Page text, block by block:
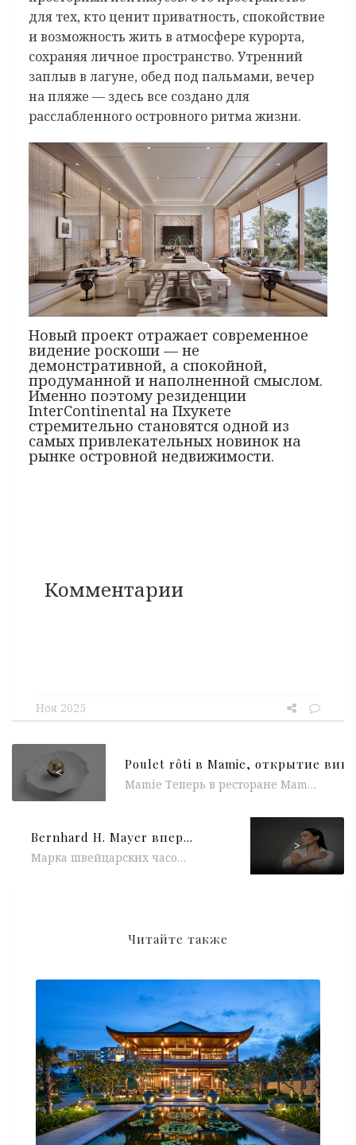
для тех, кто ценит приватность, спокойствие
и возможность жить в атмосфере курорта,
сохраняя личное пространство. Утренний
заплыв в лагуне, обед под пальмами, вечер
на пляже — здесь все создано для
расслабленного островного ритма жизни.
Новый проект отражает современное
видение роскоши — не
демонстративной, а спокойной,
продуманной и наполненной смыслом.
Именно поэтому резиденции
InterContinental на Пхукете
стремительно становятся одной из
самых привлекательных новинок на
рынке островной недвижимости.
Комментарии
Ноя 2025
<
Mamie Теперь в ресторане Mamie Bistro с 12:00 до 18:00 по выходным подают классическое французское блюдо — Poulet rôti от...
Bernhard H. Mayer впервые выпустил ювелирную коллекцию из платины
Марка швейцарских часов и ювелирных украшений Bernhard H. Mayer представила новинку – серию PTLuxe. Впервые за 154-летнюю историю бренда изделия...
>
Читайте также